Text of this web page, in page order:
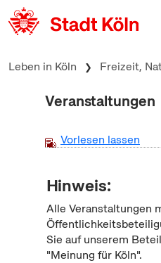
zum Inhalt springen
Leben in Köln Freizeit,
Veranstaltungen
Vorlesen lassen
Hinweis:
Alle Veranstaltungen
Sie auf unserem
"Meinung für Köln".